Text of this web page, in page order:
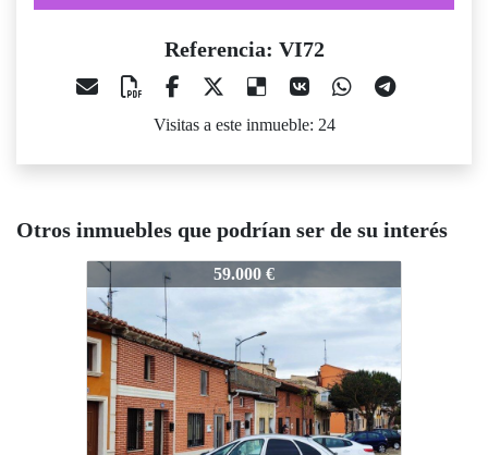
Referencia: VI72
Visitas a este inmueble: 24
Otros inmuebles que podrían ser de su interés
59.000 €
VI72 106.000 €